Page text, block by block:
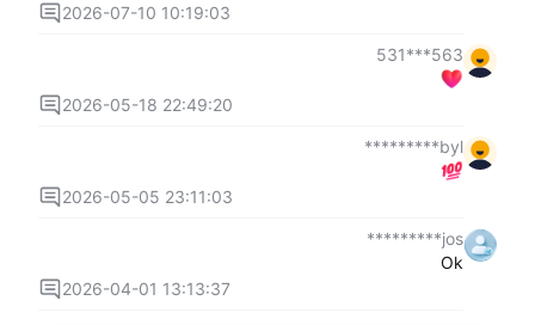
2026-07-10 10:19:03
563***531
2026-05-18 22:49:20
byl*********
2026-05-05 23:11:03
jos*********
Ok
2026-04-01 13:13:37